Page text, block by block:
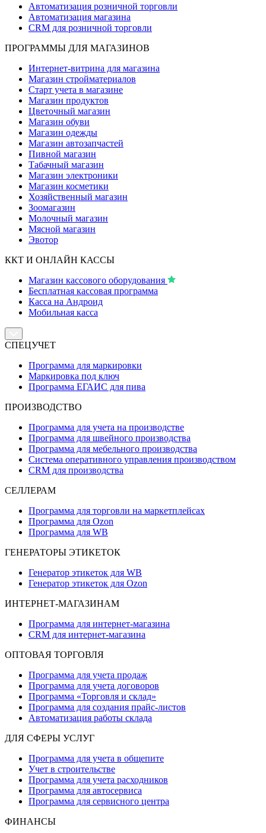
Автоматизация розничной торговли
Автоматизация магазина
CRM для розничной торговли
ПРОГРАММЫ ДЛЯ МАГАЗИНОВ
Интернет-витрина для магазина
Магазин стройматериалов
Старт учета в магазине
Магазин продуктов
Цветочный магазин
Магазин обуви
Магазин одежды
Магазин автозапчастей
Пивной магазин
Табачный магазин
Магазин электроники
Магазин косметики
Хозяйственный магазин
Зоомагазин
Молочный магазин
Мясной магазин
Эвотор
ККТ И ОНЛАЙН КАССЫ
Магазин кассового оборудования
Бесплатная кассовая программа
Касса на Андроид
Мобильная касса
СПЕЦУЧЕТ
Программа для маркировки
Маркировка под ключ
Программа ЕГАИС для пива
ПРОИЗВОДСТВО
Программа для учета на производстве
Программа для швейного производства
Программа для мебельного производства
Система оперативного управления производством
CRM для производства
СЕЛЛЕРАМ
Программа для торговли на маркетплейсах
Программа для Ozon
Программа для WB
ГЕНЕРАТОРЫ ЭТИКЕТОК
Генератор этикеток для WB
Генератор этикеток для Ozon
ИНТЕРНЕТ-МАГАЗИНАМ
Программа для интернет-магазина
CRM для интернет-магазина
ОПТОВАЯ ТОРГОВЛЯ
Программа для учета продаж
Программа для учета договоров
Программа «Торговля и склад»
Программа для создания прайс‑листов
Автоматизация работы склада
ДЛЯ СФЕРЫ УСЛУГ
Программа для учета в общепите
Учет в строительстве
Программа для учета расходников
Программа для автосервиса
Программа для сервисного центра
ФИНАНСЫ